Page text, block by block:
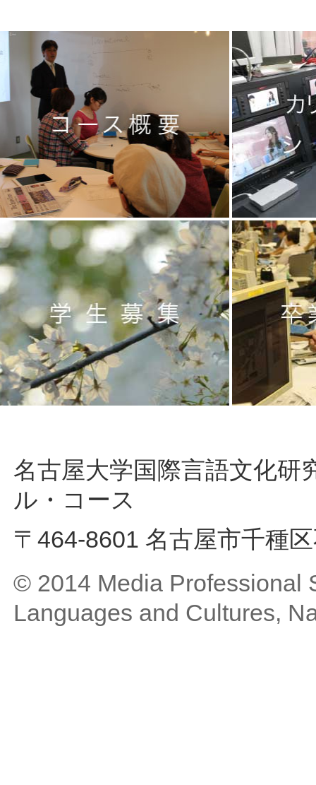
コース概要 カリ
名古屋大学国際言語文化
ル・コース
〒464-8601 名古屋市千種
© 2014 Media Professional
Languages and Cultures,